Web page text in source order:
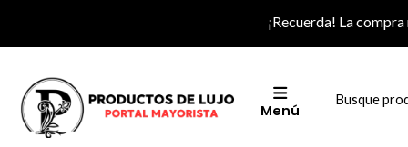
¡Recuerda! La
Menú